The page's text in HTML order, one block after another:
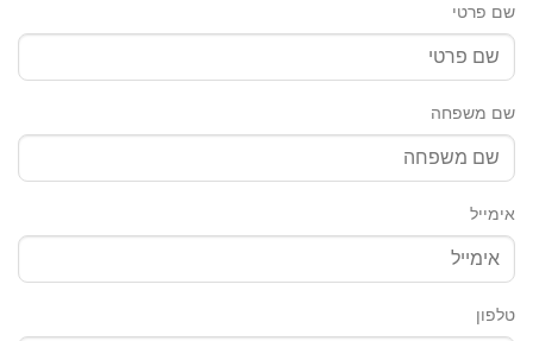
שם פרטי
שם משפחה
אימייל
טלפון